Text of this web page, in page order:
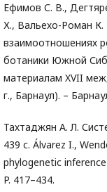
Ефимов С. В.,
Х., Вальехо-Роман
взаимоотношениях
ботаники Южной
материалам XVII
г., Барнаул). –
Тахтаджян А. Л.
439 с. Álvarez I.,
phylogenetic
P. 417–434.